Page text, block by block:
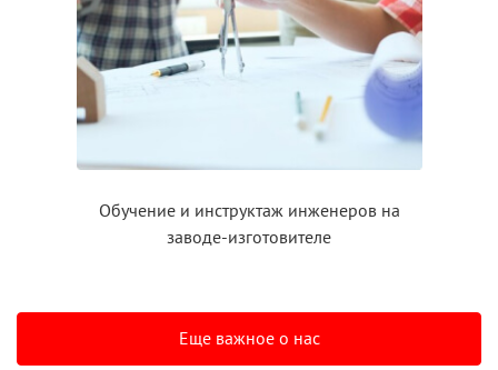
Обучение и инструктажинженеров на
заводе-изготовителе
Еще важное о нас